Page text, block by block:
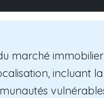
marché immobilier
incluant